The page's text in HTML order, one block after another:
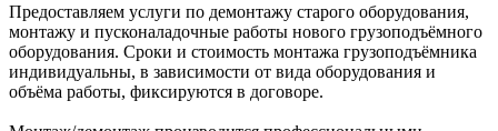
Предоставляем услуги по демонтажу старого оборудования,
монтажу и пусконаладочные работы нового грузоподъёмного
оборудования. Сроки и стоимость монтажа грузоподъёмника
индивидуальны, в зависимости от вида оборудования и
объёма работы, фиксируются в договоре.